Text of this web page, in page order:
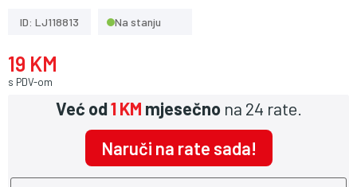
ID: LJ118813 Na stanju
19 KM
s PDV-om
Već od1 KM mjesečno na 24 rate.
Naruči na rate sada!